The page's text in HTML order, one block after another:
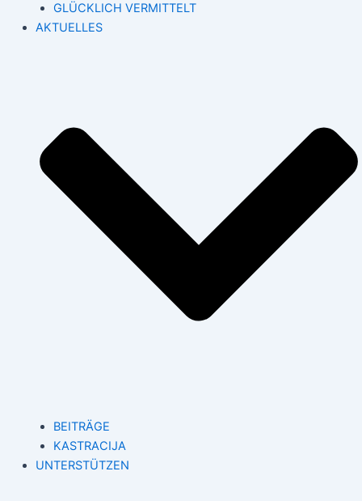
GLÜCKLICH VERMITTELT
AKTUELLES
BEITRÄGE
KASTRACIJA
UNTERSTÜTZEN